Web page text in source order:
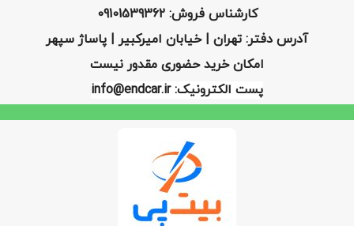
کارشناس فروش: 09101539362
آدرس دفتر: تهران | خیابان امیرکبیر | پاساژ سپهر
امکان خرید حضوری مقدور نیست
پست الکترونیک: info@endcar.ir